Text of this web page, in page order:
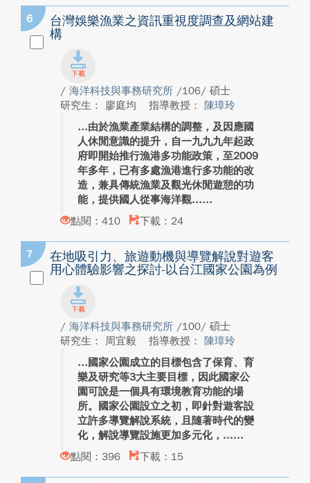
6
台灣娛樂漁業之資訊重視度調查及網站建
構
/ 海洋科技與事務研究所 /106/ 碩士
研究生： 廖庭均
指導教授： 陳璋玲
由於漁業產業結構的調整，及因應國
人休閒意識的提升，自一九九九年起政
府即開始推行漁港多功能政策，至2009
年多年，已有多處漁港進行多功能的改
造，兼具傳統漁業及觀光休閒遊憩的功
能，提供國人從事海洋觀...
點閱：410
下載：24
7
在地吸引力、旅遊動機與導覽解說對遊客
用心體驗影響之探討-以台江國家公園為例
/ 海洋科技與事務研究所 /100/ 碩士
研究生： 周宜毅
指導教授： 陳璋玲
國家公園成立的目標包含了保育、育
樂及研究等3大主要目標，因此國家公
園可說是一個具有環境教育功能的場
所。國家公園設立之初，即針對遊客設
立許多導覽解說系統，且隨著時代的變
化，解說導覽設施更加多元化，...
點閱：396
下載：15